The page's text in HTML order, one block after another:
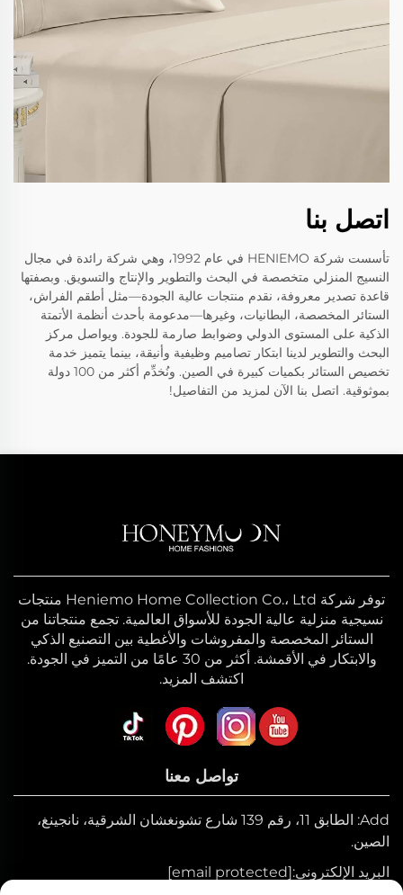
اتصل بنا
تأسست شركة HENIEMO في عام 1992، وهي شركة رائدة في مجال
النسيج المنزلي متخصصة في البحث والتطوير والإنتاج والتسويق. وبصفتها
قاعدة تصدير معروفة، نقدم منتجات عالية الجودة—مثل أطقم الفراش،
الستائر المخصصة، البطانيات، وغيرها—مدعومة بأحدث أنظمة الأتمتة
الذكية على المستوى الدولي وضوابط صارمة للجودة. ويواصل مركز
البحث والتطوير لدينا ابتكار تصاميم وظيفية وأنيقة، بينما يتميز خدمة
تخصيص الستائر بكميات كبيرة في الصين. ونُخدِّم أكثر من 100 دولة
بموثوقية. اتصل بنا الآن لمزيد من التفاصيل!
توفر شركة Heniemo Home Collection Co.، Ltd منتجات
نسيجية منزلية عالية الجودة للأسواق العالمية. تجمع منتجاتنا من
الستائر المخصصة والمفروشات والأغطية بين التصنيع الذكي
والابتكار في الأقمشة. أكثر من 30 عامًا من التميز في الجودة.
اكتشف المزيد.
تواصل معنا
Add: الطابق 11، رقم 139 شارع تشونغشان الشرقية، نانجينغ،
الصين.
البريد الإلكتروني:[email protected]